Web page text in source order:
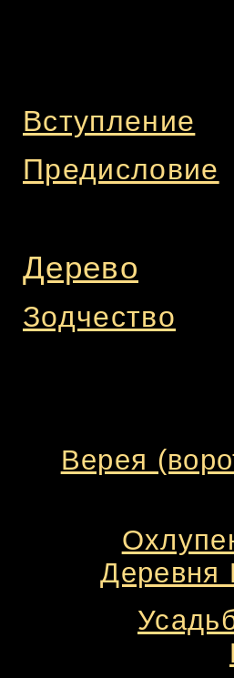
Вступление
Предисловие
Дерево
Зодчество
Верея
Деревня